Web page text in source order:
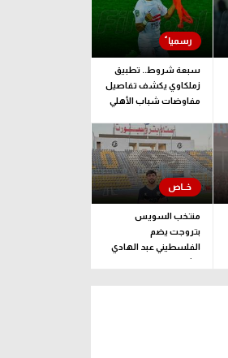
سبعة شروط.. تطبيق
زملكاوي يكشف تفاصيل
مفاوضات شباب الأهلي
منتخب السويس
بتروجت يضم
الفلسطيني عبد الهادي
راشد